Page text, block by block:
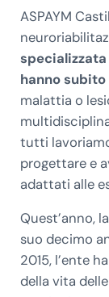
ASPAYM
hanno subito
malattia o
tutti
progettare e
adattati alle
Quest’anno,
suo decimo
2015, l’ente
della vita